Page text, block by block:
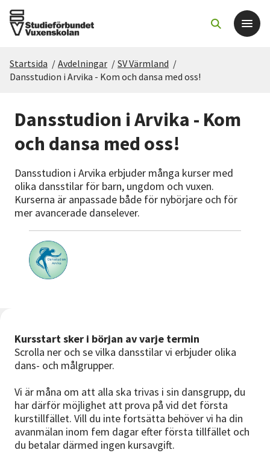
Det här gör vi
För dig som
Sök kurser och evenemang
Om SV
Starta studiecirkel
Cirkelledare
Nyheter
Lyssna
Startsida / Avdelningar / SV Värmland /
Dansstudion i Arvika - Kom och dansa med oss!
Dansstudion i Arvika - Kom
och dansa med oss!
Dansstudion i Arvika erbjuder många kurser med
olika dansstilar för barn, ungdom och vuxen.
Kurserna är anpassade både för nybörjare och för
mer avancerade danselever.
Kursstart sker i början av varje termin
Scrolla ner och se vilka dansstilar vi erbjuder olika
dans- och målgrupper.
Vi är måna om att alla ska trivas i sin dansgrupp, du
har därför möjlighet att prova på vid det första
kurstillfället. Vill du inte fortsätta behöver vi ha din
avanmälan inom fem dagar efter första tillfället och
du betalar därmed ingen kursavgift.